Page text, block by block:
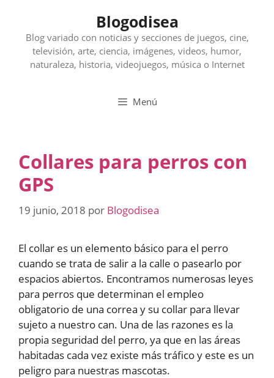
contenido
Blogodisea
Blog variado con noticias y secciones de juegos, cine,
televisión, arte, ciencia, imágenes, videos, humor,
naturaleza, historia, videojuegos, música o Internet
Menú
Collares para perros con
GPS
19 junio, 2018 por Blogodisea
El collar es un elemento básico para el perro
cuando se trata de salir a la calle o pasearlo por
espacios abiertos. Encontramos numerosas leyes
para perros que determinan el empleo
obligatorio de una correa y su collar para llevar
sujeto a nuestro can. Una de las razones es la
propia seguridad del perro, ya que en las áreas
habitadas cada vez existe más tráfico y este es un
peligro para nuestras mascotas.